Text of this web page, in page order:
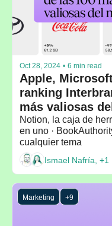
Oct 28, 2024 • 6 min read
Apple,
ranking
más valiosas
Notion, la caja de
en uno ·
cualquier tema
Ismael Nafría, +1
Marketing +9